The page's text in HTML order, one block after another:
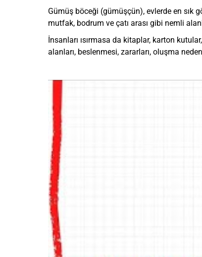
Gümüş böceği (gümüşçün), evlerde en sık
mutfak, bodrum ve çatı arası gibi nemli
İnsanları ısırmasa da kitaplar, karton
alanları, beslenmesi, zararları, oluşma